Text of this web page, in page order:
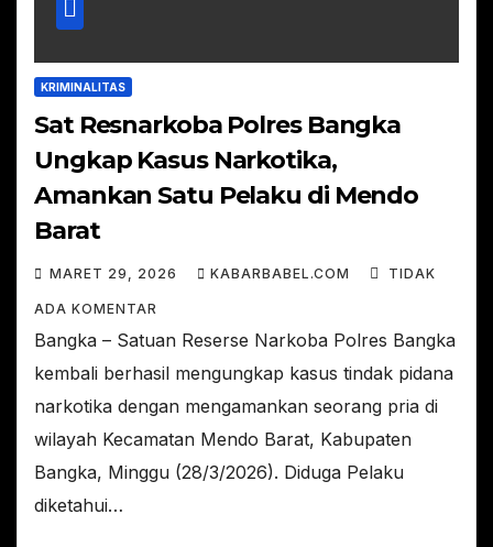
KRIMINALITAS
Sat Resnarkoba Polres Bangka
Ungkap Kasus Narkotika,
Amankan Satu Pelaku di Mendo
Barat
MARET 29, 2026 KABARBABEL.COM TIDAK
ADA KOMENTAR
Bangka – Satuan Reserse Narkoba Polres Bangka
kembali berhasil mengungkap kasus tindak pidana
narkotika dengan mengamankan seorang pria di
wilayah Kecamatan Mendo Barat, Kabupaten
Bangka, Minggu (28/3/2026). Diduga Pelaku
diketahui…